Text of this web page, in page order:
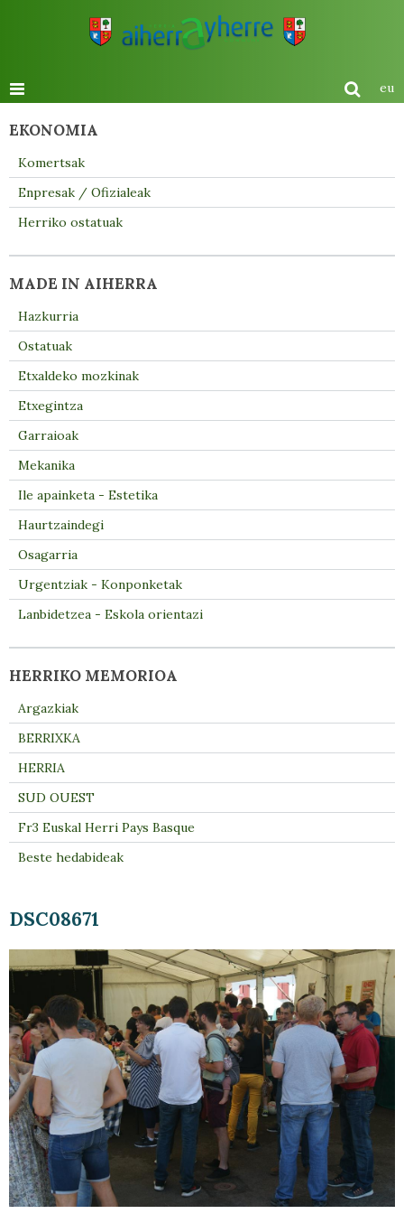
eu
DSC08671
EKONOMIA
Komertsak
Enpresak / Ofizialeak
Herriko ostatuak
MADE IN AIHERRA
Hazkurria
Ostatuak
Etxaldeko mozkinak
Etxegintza
Garraioak
Mekanika
Ile apainketa - Estetika
Haurtzaindegi
Osagarria
Urgentziak - Konponketak
Lanbidetzea - Eskola orientazi
HERRIKO MEMORIOA
Argazkiak
BERRIXKA
HERRIA
SUD OUEST
Fr3 Euskal Herri Pays Basque
Beste hedabideak